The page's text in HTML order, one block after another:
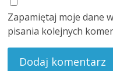
Zapamiętaj moje dane
pisania kolejnych